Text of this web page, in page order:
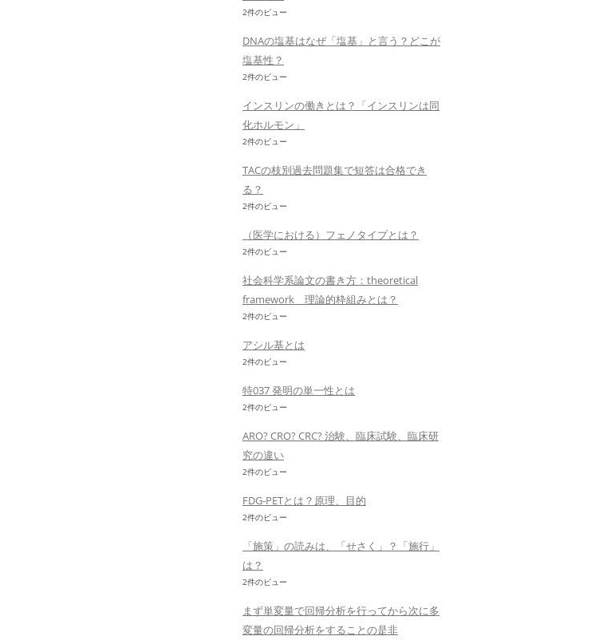
2件のビュー
DNAの塩基はなぜ「塩基」と言う？どこが
塩基性？
2件のビュー
インスリンの働きとは？「インスリンは同
化ホルモン」
2件のビュー
TACの枝別過去問題集で短答は合格でき
る？
2件のビュー
（医学における）フェノタイプとは？
2件のビュー
社会科学系論文の書き方：theoretical
framework 理論的枠組みとは？
2件のビュー
アシル基とは
2件のビュー
特037 発明の単一性とは
2件のビュー
ARO? CRO? CRC? 治験、臨床試験、臨床研
究の違い
2件のビュー
FDG-PETとは？原理、目的
2件のビュー
「施策」の読みは、「せさく」？「施行」
は？
2件のビュー
まず単変量で回帰分析を行ってから次に多
変量の回帰分析をすることの是非